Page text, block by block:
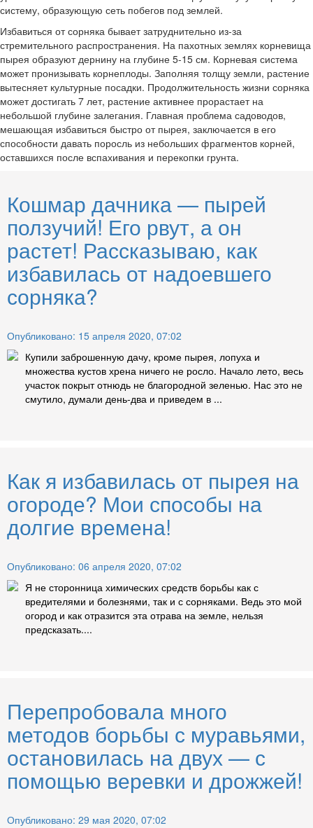
систему, образующую сеть побегов под землей.
Избавиться от сорняка бывает затруднительно из-за
стремительного распространения. На пахотных землях корневища
пырея образуют дернину на глубине 5-15 см. Корневая система
может пронизывать корнеплоды. Заполняя толщу земли, растение
вытесняет культурные посадки. Продолжительность жизни сорняка
может достигать 7 лет, растение активнее прорастает на
небольшой глубине залегания. Главная проблема садоводов,
мешающая избавиться быстро от пырея, заключается в его
способности давать поросль из небольших фрагментов корней,
оставшихся после вспахивания и перекопки грунта.
Кошмар дачника — пырей
ползучий! Его рвут, а он
растет! Рассказываю, как
избавилась от надоевшего
сорняка?
Опубликовано: 15 апреля 2020, 07:02
Купили заброшенную дачу, кроме пырея, лопуха и
множества кустов хрена ничего не росло. Начало лето, весь
участок покрыт отнюдь не благородной зеленью. Нас это не
смутило, думали день-два и приведем в ...
Как я избавилась от пырея на
огороде? Мои способы на
долгие времена!
Опубликовано: 06 апреля 2020, 07:02
Я не сторонница химических средств борьбы как с
вредителями и болезнями, так и с сорняками. Ведь это мой
огород и как отразится эта отрава на земле, нельзя
предсказать....
Перепробовала много
методов борьбы с муравьями,
остановилась на двух — с
помощью веревки и дрожжей!
Опубликовано: 29 мая 2020, 07:02